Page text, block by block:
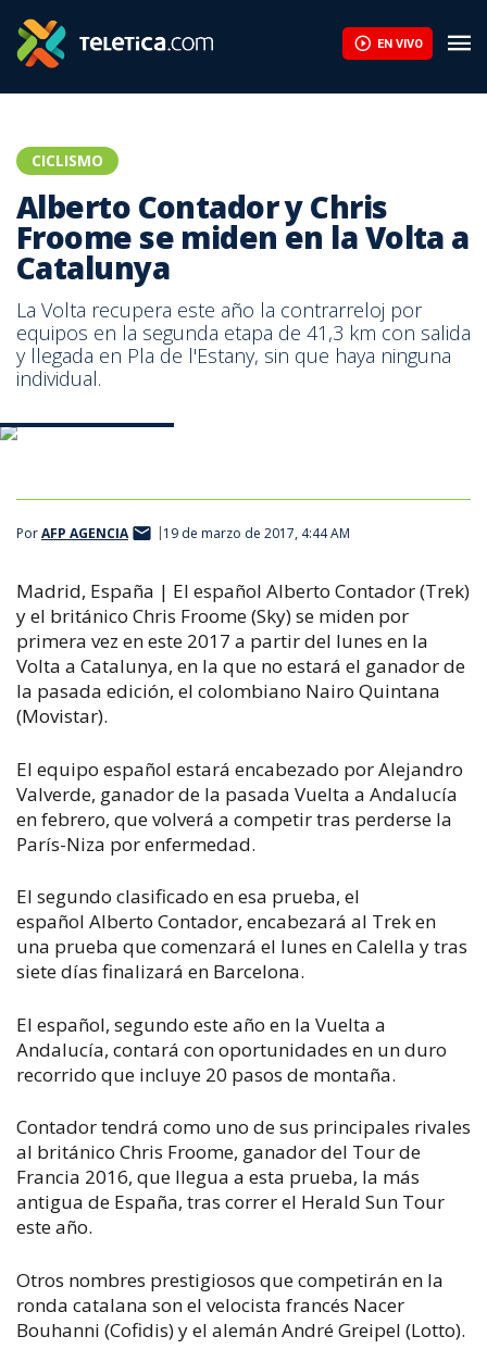
EN VIVO
CICLISMO
Alberto Contador y Chris
Froome se miden en la Volta a
Catalunya
La Volta recupera este año la contrarreloj por
equipos en la segunda etapa de 41,3 km con salida
y llegada en Pla de l'Estany, sin que haya ninguna
individual.
PorAFP AGENCIA 19 de marzo de 2017, 4:44 AM
Madrid, España | El español Alberto Contador (Trek)
y el británico Chris Froome (Sky) se miden por
primera vez en este 2017 a partir del lunes en la
Volta a Catalunya, en la que no estará el ganador de
la pasada edición, el colombiano Nairo Quintana
(Movistar).
El equipo español estará encabezado por Alejandro
Valverde, ganador de la pasada Vuelta a Andalucía
en febrero, que volverá a competir tras perderse la
París-Niza por enfermedad.
El segundo clasificado en esa prueba, el
español Alberto Contador, encabezará al Trek en
una prueba que comenzará el lunes en Calella y tras
siete días finalizará en Barcelona.
El español, segundo este año en la Vuelta a
Andalucía, contará con oportunidades en un duro
recorrido que incluye 20 pasos de montaña.
Contador tendrá como uno de sus principales rivales
al británico Chris Froome, ganador del Tour de
Francia 2016, que llegua a esta prueba, la más
antigua de España, tras correr el Herald Sun Tour
este año.
Otros nombres prestigiosos que competirán en la
ronda catalana son el velocista francés Nacer
Bouhanni (Cofidis) y el alemán André Greipel (Lotto).